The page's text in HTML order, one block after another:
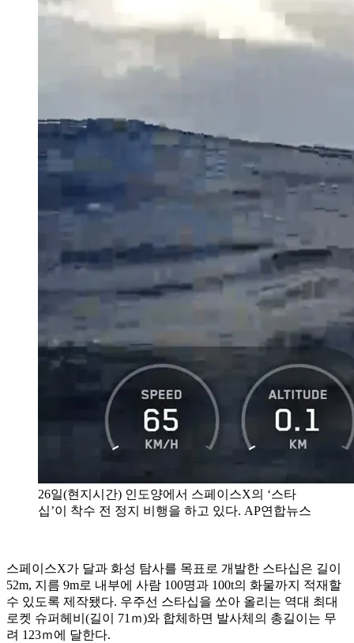
26일(현지시간) 인도양에서 스페이스X의 ‘스타
십’이 착수 전 정지 비행을 하고 있다. AP연합뉴스
스페이스X가 달과 화성 탐사를 목표로 개발한 스타십은 길이
52m, 지름 9m로 내부에 사람 100명과 100t의 화물까지 적재할
수 있도록 제작됐다. 우주선 스타십을 쏘아 올리는 역대 최대
로켓 슈퍼헤비(길이 71ｍ)와 합체하면 발사체의 총길이는 무
려 123ｍ에 달한다.